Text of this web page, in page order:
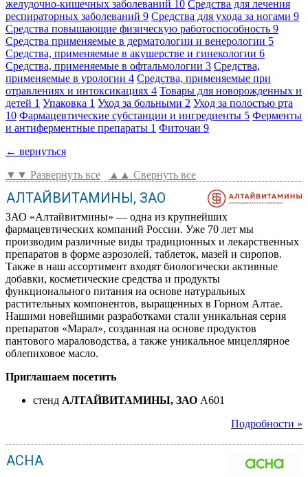
желудочно-кишечных заболеваний 10 Средства для лечения
респираторных заболеваний 9 Средства для ухода за ногами 9
Средства повышающие физическую работоспособность 9
Средства применяемые в дерматологии и венерологии 5
Средства, применяемые в акушерстве и гинекологии 6
Средства, применяемые в офтальмологии 3 Средства,
применяемые в урологии 4 Средства, применяемые при
отравлениях и интоксикациях 4 Товары для новорожденных и
детей 1 Упаковка 1 Уход за больными 2 Уход за полостью рта
10 Фармацевтические субстанции и ингредиенты 5 Ферменты
и антиферментные препараты 1 Фиточаи 9
← вернуться
▼▼ Развернуть все
▲▲ Свернуть все
АЛТАЙВИТАМИНЫ, ЗАО
ЗАО «Алтайвитмины» — одна из крупнейших
фармацевтических компаний России. Уже 70 лет мы
производим различные виды традиционных и лекарственных
препаратов в форме аэрозолей, таблеток, мазей и сиропов.
Также в наш ассортимент входят биологически активные
добавки, косметические средства и продукты
функционального питания на основе натуральных
растительных компонентов, выращенных в Горном Алтае.
Нашими новейшими разработками стали уникальная серия
препаратов «Марал», созданная на основе продуктов
пантового мараловодства, а также уникальное мицеллярное
облепиховое масло.
Приглашаем посетить
стенд АЛТАЙВИТАМИНЫ, ЗАО A601
Подробности »
АСНА